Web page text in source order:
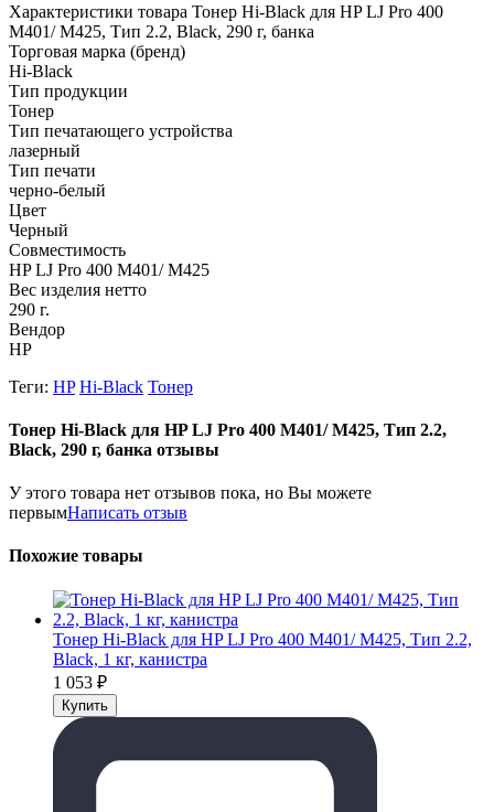
Характеристики товара Тонер Hi-Black для HP LJ Pro 400
M401/ M425, Тип 2.2, Black, 290 г, банка
Торговая марка (бренд)
Hi-Black
Тип продукции
Тонер
Тип печатающего устройства
лазерный
Тип печати
черно-белый
Цвет
Черный
Совместимость
HP LJ Pro 400 M401/ M425
Вес изделия нетто
290 г.
Вендор
HP
Теги: HP Hi-Black Тонер
Тонер Hi-Black для HP LJ Pro 400 M401/ M425, Тип 2.2,
Black, 290 г, банка отзывы
У этого товара нет отзывов пока, но Вы можете
первымНаписать отзыв
Похожие товары
Тонер Hi-Black для HP LJ Pro 400 M401/ M425, Тип 2.2,
Black, 1 кг, канистра
1 053 ₽